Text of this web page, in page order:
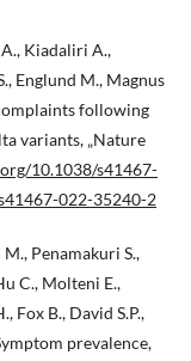
Kiadaliri A.,
Englund M., Magnus
following
variants, „Nature
10.1038/s41467-
022-35240-2
Penamakuri S.,
C., Molteni E.,
Fox B., David S.P.,
prevalence,